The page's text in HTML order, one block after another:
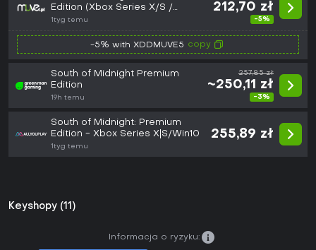
Edition (Xbox Series X/S /
Windows 10)
1tyg temu
212,70 zł
-5%
-5% with XDDMUVE5 copy
South of Midnight Premium
Edition
19h temu
257,85 zł
~250,11 zł
-3%
South of Midnight: Premium
Edition - Xbox Series X|S/Win10
1tyg temu
255,89 zł
Keyshopy (11)
Informacja o ryzyku: